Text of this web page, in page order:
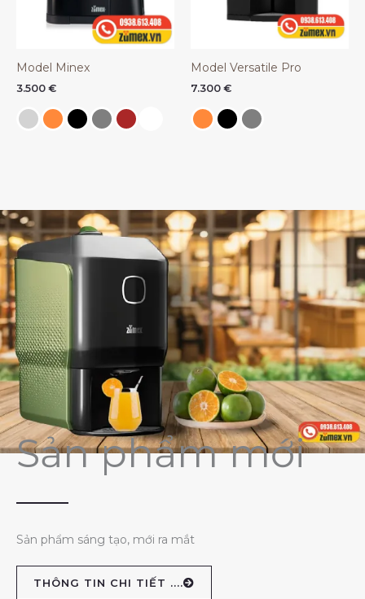
Model Minex
3.500 €
Model Versatile Pro
7.300 €
Sản phẩm mới
Sản phẩm sáng tạo, mới ra mắt
THÔNG TIN CHI TIẾT ....